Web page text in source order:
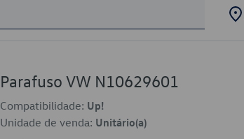
Parafuso VW N10629601
Compatibilidade: Up!
Unidade de venda: Unitário(a)